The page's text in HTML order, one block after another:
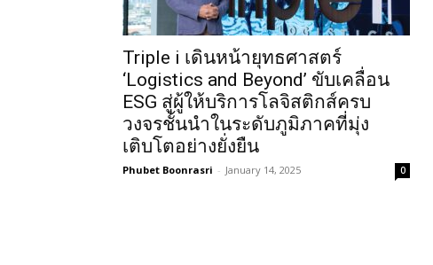
Triple i เดินหน้ายุทธศาสตร์
‘Logistics and Beyond’ ขับเคลื่อน
ESG สู่ผู้ให้บริการโลจิสติกส์ครบ
วงจรชั้นนำในระดับภูมิภาคที่มุ่ง
เติบโตอย่างยั่งยืน
Phubet Boonrasri - January 14, 2025 0